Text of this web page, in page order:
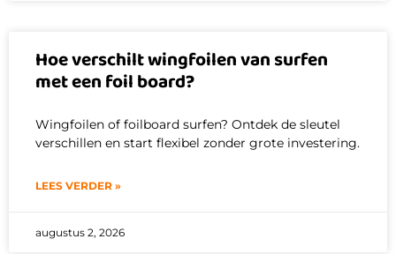
Hoe verschilt wingfoilen van surfen
met een foil board?
Wingfoilen of foilboard surfen? Ontdek de sleutel
verschillen en start flexibel zonder grote investering.
LEES VERDER »
augustus 2, 2026